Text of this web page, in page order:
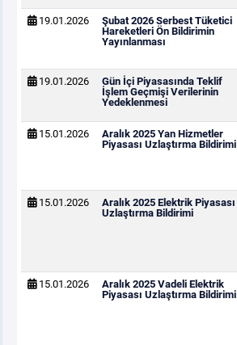
19.01.2026
Şubat 2026 Serbest Tüketici
Hareketleri Ön Bildirimin
Yayınlanması
19.01.2026
Gün İçi Piyasasında Teklif
İşlem Geçmişi Verilerinin
Yedeklenmesi
15.01.2026
Aralık 2025 Yan Hizmetler
Piyasası Uzlaştırma Bildirimi
15.01.2026
Aralık 2025 Elektrik Piyasası
Uzlaştırma Bildirimi
15.01.2026
Aralık 2025 Vadeli Elektrik
Piyasası Uzlaştırma Bildirimi